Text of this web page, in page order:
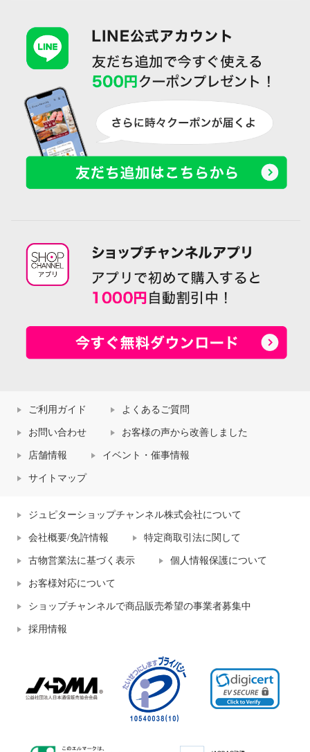
ご利用ガイド よくあるご質問
お問い合わせ お客様の声から改善しました
店舗情報 イベント・催事情報
サイトマップ
ジュピターショップチャンネル株式会社について
会社概要/免許情報 特定商取引法に関して
古物営業法に基づく表示 個人情報保護について
お客様対応について
ショップチャンネルで商品販売希望の事業者募集中
採用情報